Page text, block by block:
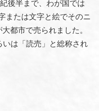
後半まで、わが国では
または文字と絵でそのニ
都市で売られました。
は「読売」と総称され